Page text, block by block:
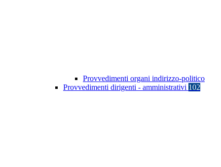
Provvedimenti organi indirizzo-politico
Provvedimenti dirigenti - amministrativi 102